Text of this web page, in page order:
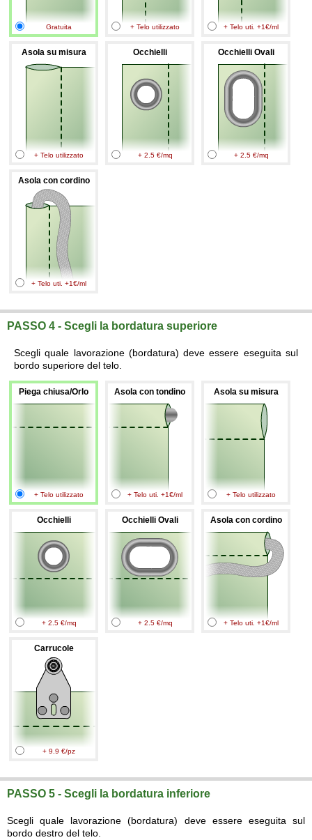
Gratuita + Telo utilizzato + Telo uti. +1€/ml
Asola su misura
+ Telo utilizzato
Occhielli
+ 2.5 €/mq
Occhielli Ovali
+ 2.5 €/mq
Asola con cordino
+ Telo uti. +1€/ml
PASSO 4 - Scegli la bordatura superiore
Scegli quale lavorazione (bordatura) deve essere eseguita sul
bordo superiore del telo.
Piega chiusa/Orlo
+ Telo utilizzato
Asola con tondino
+ Telo uti. +1€/ml
Asola su misura
+ Telo utilizzato
Occhielli
+ 2.5 €/mq
Occhielli Ovali
+ 2.5 €/mq
Asola con cordino
+ Telo uti. +1€/ml
Carrucole
+ 9.9 €/pz
PASSO 5 - Scegli la bordatura inferiore
Scegli quale lavorazione (bordatura) deve essere eseguita sul
bordo destro del telo.